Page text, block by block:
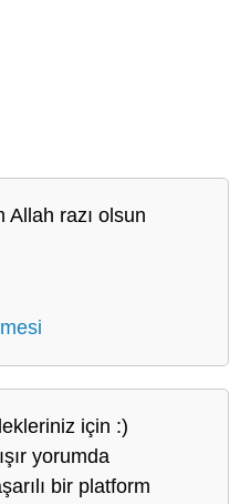
Allah razı olsun
için :)
yorumda
bir platform